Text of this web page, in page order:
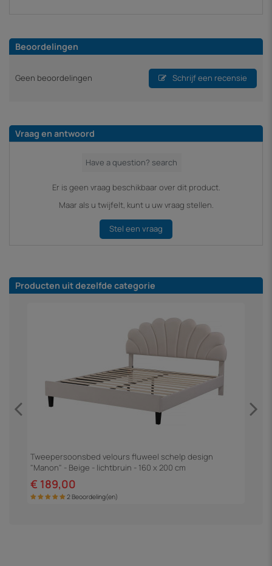
Beoordelingen
Geen beoordelingen Schrijf een recensie
Vraag en antwoord
Er is geen vraag beschikbaar over dit product.
Maar als u twijfelt, kunt u uw vraag stellen.
Stel een vraag
Producten uit dezelfde categorie
Tweepersoonsbed velours fluweel schelp design
"Manon" - Beige - lichtbruin - 160 x 200 cm
€ 189,00
2 Beoordeling(en)